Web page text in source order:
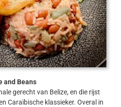
and Beans
gerecht van Belize, en die rijst
Caraïbische klassieker. Overal in